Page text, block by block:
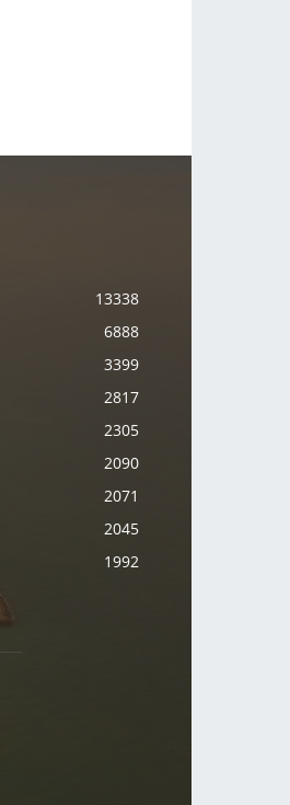
13338
6888
3399
2817
2305
2090
2071
2045
1992